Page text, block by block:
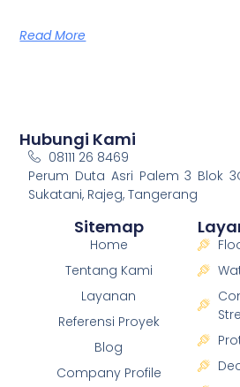
Read More
Hubungi Kami
08111 26 8469
Perum Duta Asri Palem 3 Blok
Sukatani, Rajeg, Tangerang
Sitemap
Home
Tentang Kami
Layanan
Referensi Proyek
Blog
Company Profile